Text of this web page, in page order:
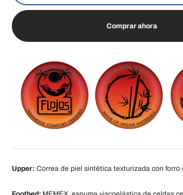
Comprar ahora
Upper: Correa de piel sintética texturizada con forro